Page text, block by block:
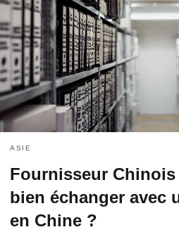
ASIE
Fournisseur
bien échanger avec
en Chine ?